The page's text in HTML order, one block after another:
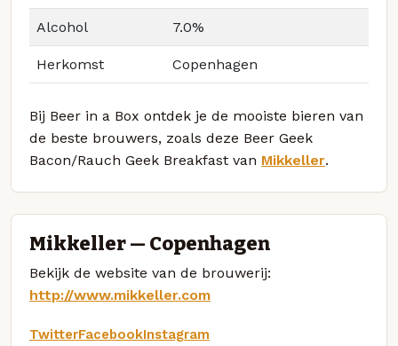
Alcohol 7.0%
Herkomst Copenhagen
Bij Beer in a Box ontdek je de mooiste bieren van
de beste brouwers, zoals deze Beer Geek
Bacon/Rauch Geek Breakfast van Mikkeller.
Mikkeller — Copenhagen
Bekijk de website van de brouwerij:
http://www.mikkeller.com
TwitterFacebookInstagram